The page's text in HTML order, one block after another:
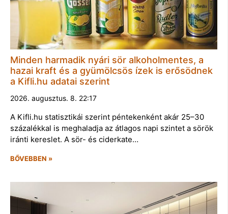
Minden harmadik nyári sör alkoholmentes, a
hazai kraft és a gyümölcsös ízek is erősödnek
a Kifli.hu adatai szerint
2026. augusztus. 8. 22:17
A Kifli.hu statisztikái szerint péntekenként akár 25–30
százalékkal is meghaladja az átlagos napi szintet a sörök
iránti kereslet. A sör- és ciderkate…
BŐVEBBEN »